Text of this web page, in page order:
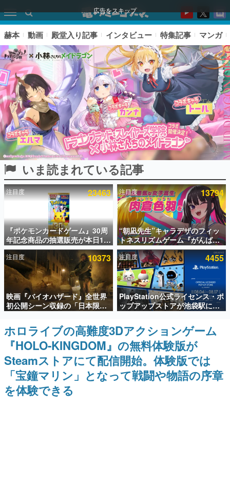
広告をスキップ
ピックアップ
電ファミのいま読まれている記事ランキング
アプリセール情報
インタビュー
連載・特集一覧
殿堂入り記事
SNS拡散数が数千以上！ ページビュー数万以上！ などな
ど。多くの人々に読まれた、電ファミ渾身の“殿堂入り”記
事をまとめました。
ゲームの企画書
名作ゲームクリエイターの方々に製作時のエピソードをお
聞きし、ヒットする企画（ゲーム）とは何か？を探ってい
赫本
この物語を解いてはいけない。『赫本』は、〈試験問題〉
の形をした短編ホラー小説集です。
赫本 動画 殿堂入り記事 インタビュー 特集記事 マンガ
いま読まれている記事
注目度 23463
『ポケモンカードゲーム』30周
年記念商品の抽選販売が本日12
時より開始。拡張パック「30th
CELEBRATION」のボックス
に、「プレミアムデッキセット
エーフィ・ブラッキー」
「FUTURISTIC BOX」の計3商
品
注目度 13794
“朝凪先生”キャラデザのフィッ
トネスリズムゲーム『がんば
れ！チアリズム』Steamストア
ページが公開。キャラクターの
CVは陽向葵ゅかさん
注目度 10373
映画『バイオハザード』全世界
初公開シーン収録の「日本限
定」予告映像が解禁。バイオの
日（8月10日）にあわせて、
「ラクーンシティ総合病院」へ
行く配達人の姿が披露
注目度 4455
PlayStation公式ライセンス・ポ
ップアップストアが池袋駅にて
期間限定で開催。夏のアパレル
や『ブラッドボーン』の新作ア
イテムが登場
ホロライブの高難度3Dアクションゲーム
『HOLO-KINGDOM』の無料体験版が
Steamストアにて配信開始。体験版では
「宝鐘マリン」となって戦闘や物語の序章
を体験できる